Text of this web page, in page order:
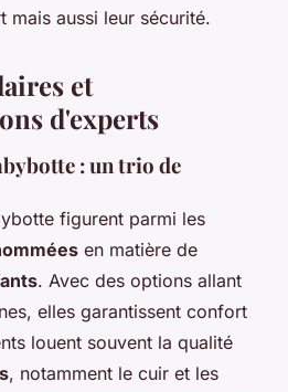
mais aussi leur sécurité.
et
d'experts
: un trio de
figurent parmi les
en matière de
. Avec des options allant
elles garantissent confort
louent souvent la qualité
, notamment le cuir et les